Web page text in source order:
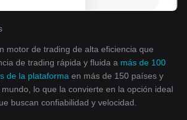
motor de trading de alta eficiencia que
de trading rápida y fluida a más de 100
de la plataforma en más de 150 países y
lo que la convierte en la opción ideal
buscan confiabilidad y velocidad.